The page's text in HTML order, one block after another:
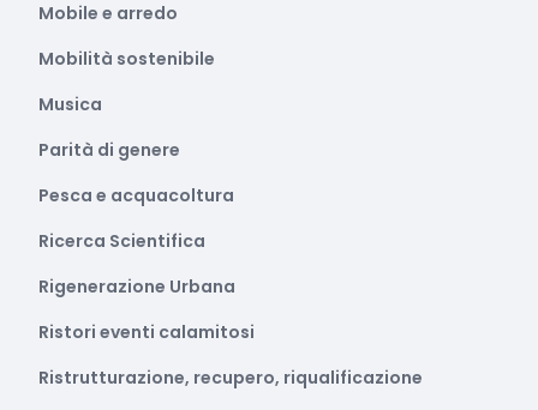
Mobile e arredo
Mobilità sostenibile
Musica
Parità di genere
Pesca e acquacoltura
Ricerca Scientifica
Rigenerazione Urbana
Ristori eventi calamitosi
Ristrutturazione, recupero, riqualificazione